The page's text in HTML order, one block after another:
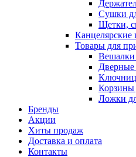
Сушки
Щетки,
Канцелярские
Товары для
Дверные
Корзины
Ложки
Бренды
Акции
Хиты продаж
Доставка и оплата
Контакты